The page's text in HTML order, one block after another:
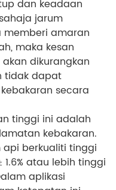
dan keadaan
jarum
memberi amaran
maka kesan
dikurangkan
tidak dapat
secara
tinggi ini adalah
kebakaran.
berkualiti tinggi
atau lebih tinggi
aplikasi